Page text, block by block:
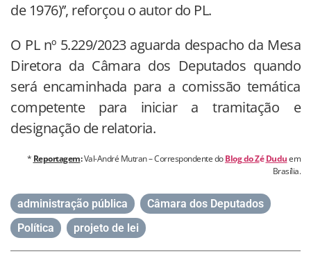
de 1976)’’, reforçou o autor do PL.
O PL nº 5.229/2023 aguarda despacho da Mesa
Diretora da Câmara dos Deputados quando
será encaminhada para a comissão temática
competente para iniciar a tramitação e
designação de relatoria.
* Reportagem:Val-André Mutran – Correspondente doBlog do ZéDuduem
Brasília.
administração pública Câmara dos Deputados
Política
projeto de lei